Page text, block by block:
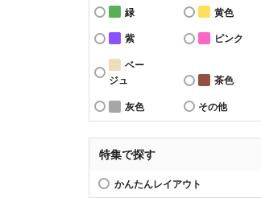
緑 黄色
紫 ピンク
ベー
ジュ
茶色
灰色 その他
特集で探す
かんたんレイアウト